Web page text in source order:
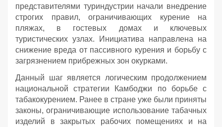
представителями туриндустрии начали внедрение
строгих правил, ограничивающих курение на
пляжах, в гостевых домах и ключевых
туристических узлах. Инициатива направлена на
снижение вреда от пассивного курения и борьбу с
загрязнением прибрежных зон окурками.
Данный шаг является логическим продолжением
национальной стратегии Камбоджи по борьбе с
табакокурением. Ранее в стране уже были приняты
законы, ограничивающие использование табачных
изделий в закрытых рабочих помещениях и на